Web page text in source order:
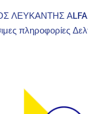
ΛΕΥΚΑΝΤΗΣ ΑLFA
πληροφορίες